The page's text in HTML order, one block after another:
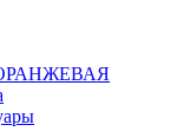
ОРАНЖЕВАЯ